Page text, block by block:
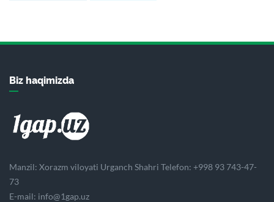
Biz haqimizda
Manzil: Xorazm viloyati Urganch Shahri Telefon: +998 93 743-47-
73
E-mail: info@1gap.uz